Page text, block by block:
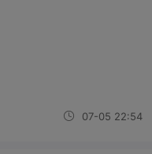
07-05 22:54